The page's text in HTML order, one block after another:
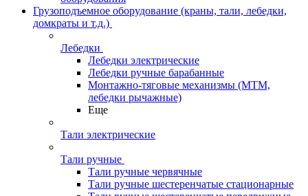
Грузоподъемное оборудование (краны, тали, лебедки,
домкраты и т.д.)
Лебедки
Лебедки электрические
Лебедки ручные барабанные
Монтажно-тяговые механизмы (МТМ,
лебедки рычажные)
Еще
Тали электрические
Тали ручные
Тали ручные червячные
Тали ручные шестеренчатые стационарные